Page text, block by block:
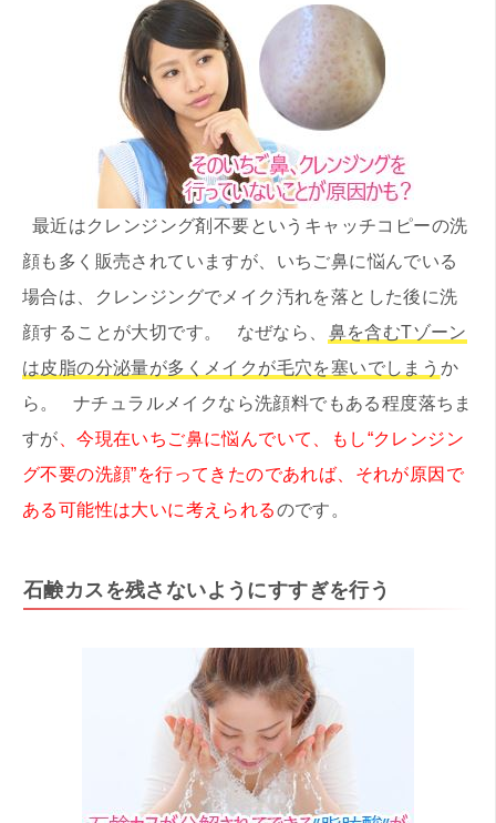
最近はクレンジング剤不要というキャッチコピーの洗
顔も多く販売されていますが、いちご鼻に悩んでいる
場合は、クレンジングでメイク汚れを落とした後に洗
顔することが大切です。 なぜなら、 鼻を含むTゾーン
は皮脂の分泌量が多くメイクが毛穴を塞いでしまう か
ら。 ナチュラルメイクなら洗顔料でもある程度落ちま
すが 、今現在いちご鼻に悩んでいて、もし“クレンジン
グ不要の洗顔”を行ってきたのであれば、それが原因で
ある可能性は大いに考えられるのです。
石鹸カスを残さないようにすすぎを行う